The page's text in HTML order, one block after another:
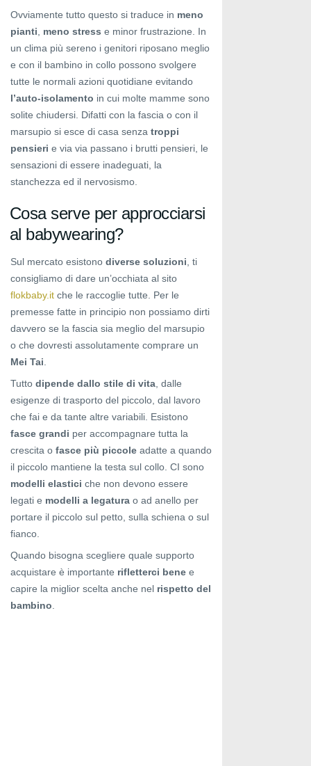
Ovviamente tutto questo si traduce in meno
pianti
meno stress e minor frustrazione. In
un clima più sereno i genitori riposano meglio
e con il bambino in collo possono svolgere
tutte le normali azioni quotidiane evitando
l’auto-isolamento in cui molte mamme sono
solite chiudersi. Difatti con la fascia o con il
marsupio si esce di casa senza troppi
pensieri e via via passano i brutti pensieri, le
sensazioni di essere inadeguati, la
stanchezza ed il nervosismo.
Cosa serve per approcciarsi
al babywearing?
Sul mercato esistono diverse soluzioni , ti
consigliamo di dare un’occhiata al sito
flokbaby.it che le raccoglie tutte. Per le
premesse fatte in principio non possiamo dirti
davvero se la fascia sia meglio del marsupio
o che dovresti assolutamente comprare un
Mei Tai
Tutto dipende dallo stile di vita , dalle
esigenze di trasporto del piccolo, dal lavoro
che fai e da tante altre variabili. Esistono
fasce grandi per accompagnare tutta la
crescita o fasce più piccole adatte a quando
il piccolo mantiene la testa sul collo. CI sono
modelli elastici che non devono essere
legati e modelli a legatura o ad anello per
portare il piccolo sul petto, sulla schiena o sul
fianco.
Quando bisogna scegliere quale supporto
acquistare è importante rifletterci bene e
capire la miglior scelta anche nel rispetto del
bambino